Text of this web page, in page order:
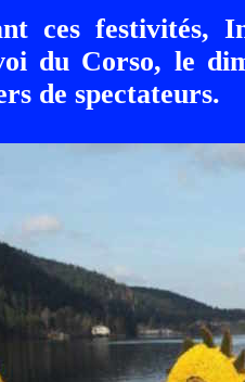
ces festivités,
du Corso, le
de spectateurs.